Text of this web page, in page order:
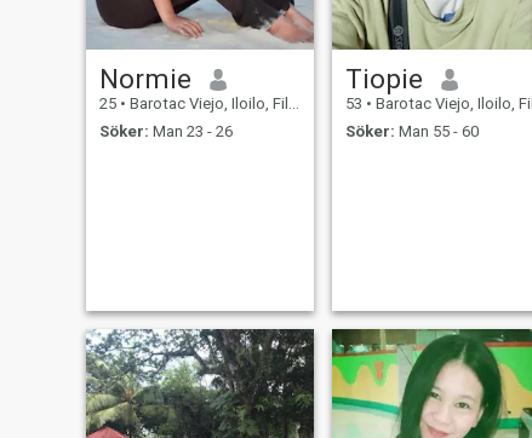
Normie
25 • Barotac Viejo, Iloilo, Filippinerna
Söker: Man 23 - 26
Tiopie
53 • Barotac Viejo, Iloilo, Filippinerna
Söker: Man 55 - 60